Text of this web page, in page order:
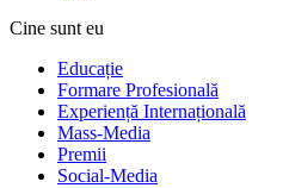
Cine sunt eu
Educație
Formare Profesională
Experiență Internațională
Mass-Media
Premii
Social-Media